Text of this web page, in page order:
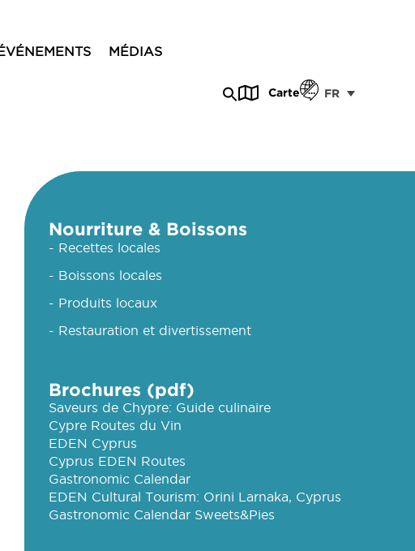
MÉDIAS
Carte FR
Nourriture & Boissons
- Recettes locales
- Boissons locales
- Produits locaux
- Restauration et divertissement
Brochures (pdf)
Saveurs de Chypre: Guide culinaire
Cypre Routes du Vin
EDEN Cyprus
Cyprus EDEN Routes
Gastronomic Calendar
EDEN Cultural Tourism: Orini Larnaka, Cyprus
Gastronomic Calendar Sweets&Pies